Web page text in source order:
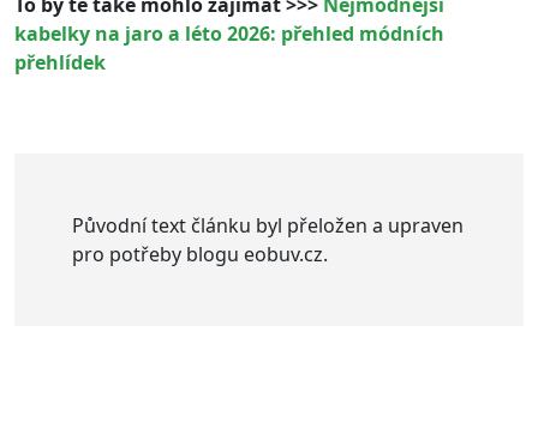
kabelky na jaro a léto 2026: přehled módních
přehlídek
Původní text článku byl přeložen a upraven
pro potřeby blogu eobuv.cz.